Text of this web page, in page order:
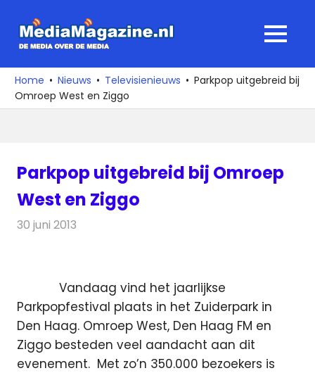
naar
media
over
de
MENU
Home Nieuws Televisienieuws
Parkpop uitgebreid bij
Omroep West en Ziggo
Parkpop uitgebreid bij Omroep
West en Ziggo
30 juni 2013
Vandaag vind het jaarlijkse
Parkpopfestival plaats in het Zuiderpark in
Den Haag. Omroep West, Den Haag FM en
Ziggo besteden veel aandacht aan dit
evenement. Met zo’n 350.000 bezoekers is